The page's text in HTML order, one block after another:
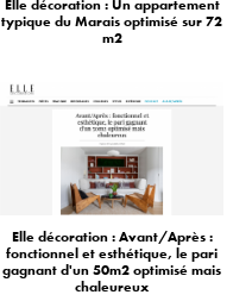
Elle décoration : Un appartement
typique du Marais optimisé sur 72
m2
Elle décoration : Avant/Après :
fonctionnel et esthétique, le pari
gagnant d'un 50m2 optimisé mais
chaleureux